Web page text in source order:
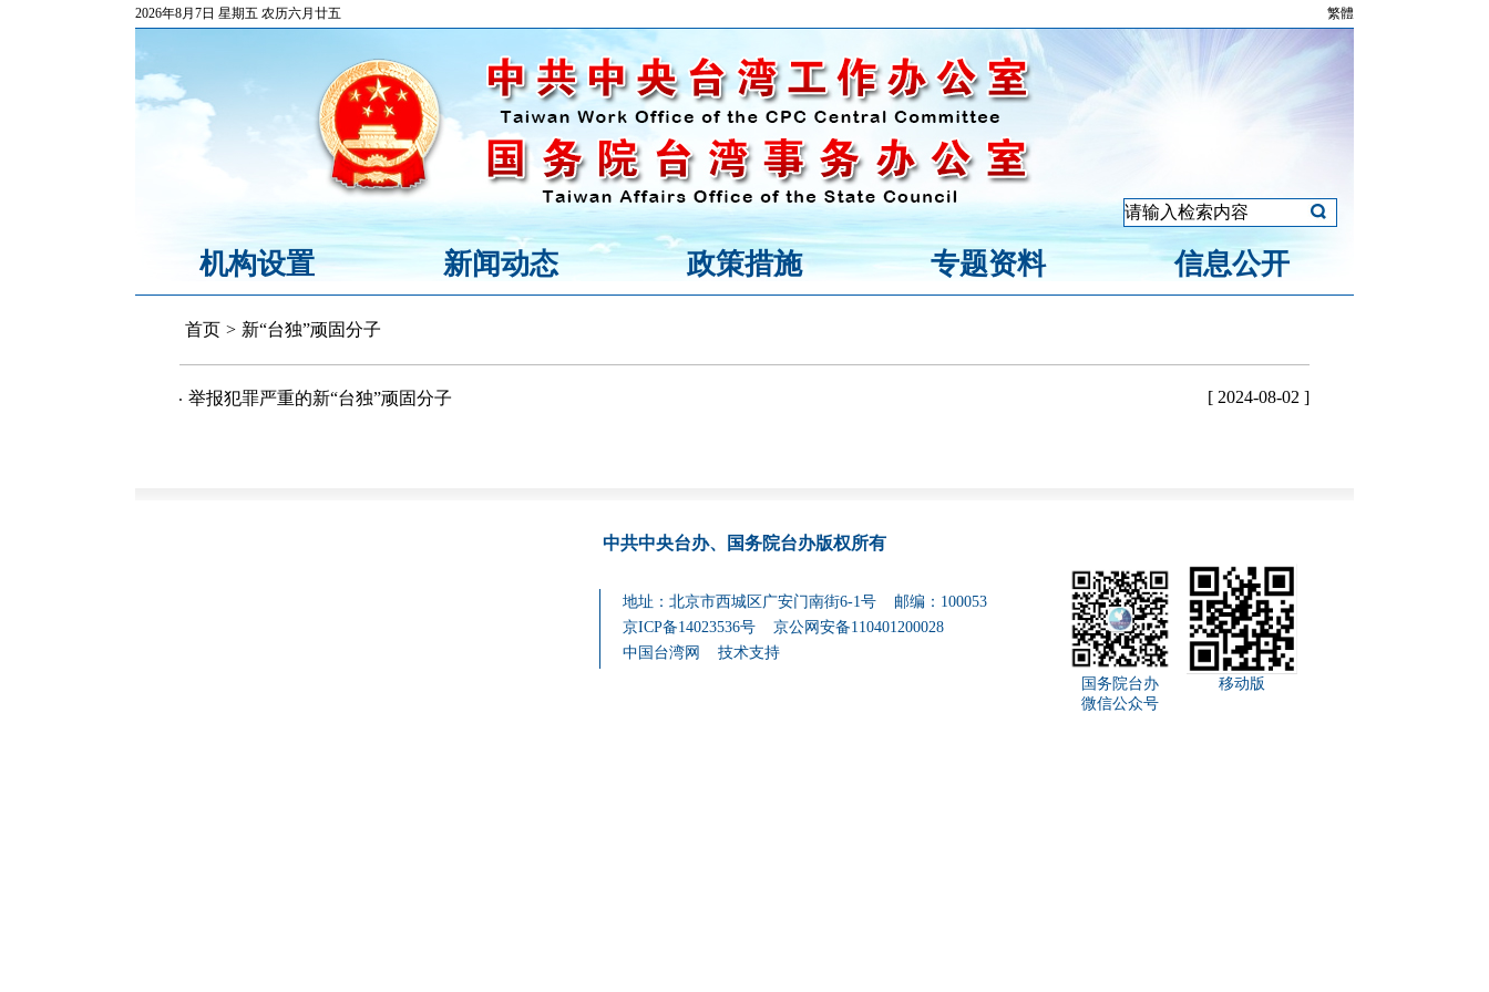
2026年8月7日 星期五 农历六月廿五 繁體
机构设置 新闻动态 政策措施 专题资料 信息公开
首页 > 新“台独”顽固分子
[ 2024-08-02 ]
举报犯罪严重的新“台独”顽固分子
中共中央台办、国务院台办版权所有
地址：北京市西城区广安门南街6-1号 邮编：100053
京ICP备14023536号 京公网安备110401200028
中国台湾网
技术支持
国务院台办
微信公众号
移动版